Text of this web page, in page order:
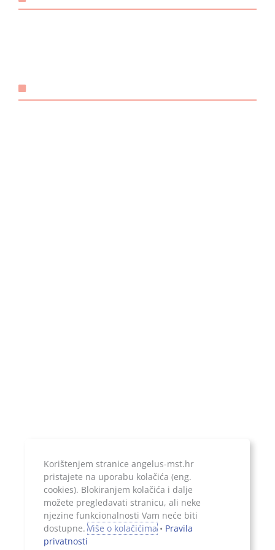
Jer ono što je zapisano, ostaje...
Sva prava pridržana, 2026. Angelus d.o.o.
Korištenjem stranice angelus-mst.hr
pristajete na uporabu kolačića (eng.
cookies). Blokiranjem kolačića i dalje
možete pregledavati stranicu, ali neke
njezine funkcionalnosti Vam neće biti
dostupne.Više o kolačićima• Pravila
privatnosti